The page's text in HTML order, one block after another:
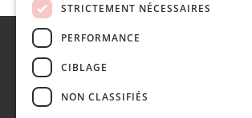
STRICTEMENT NÉCESSAIRES
PERFORMANCE
CIBLAGE
NON CLASSIFIÉS